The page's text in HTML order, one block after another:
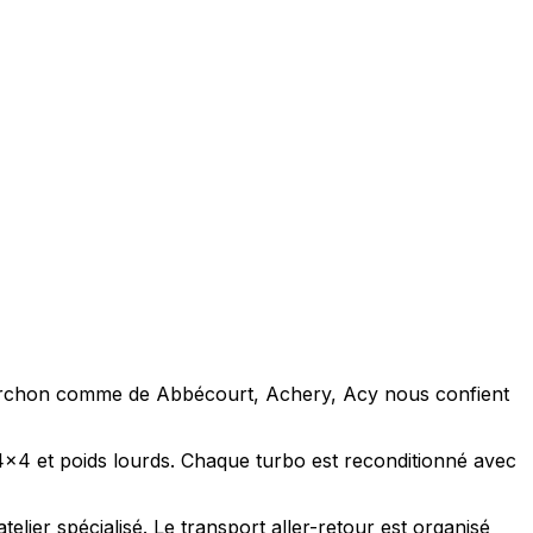
comme de Abbécourt, Achery, Acy nous confient
et poids lourds. Chaque turbo est reconditionné avec
spécialisé. Le transport aller-retour est organisé